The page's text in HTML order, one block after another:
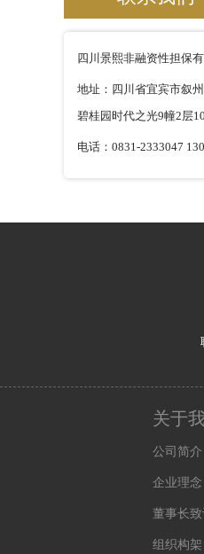
四川景熙非融资性担保
地址：四川省宜宾市叙
碧桂园时代之光9幢2层
电话：0831-2333047
关于
公司简介
企业理念
董事长致
组织构架